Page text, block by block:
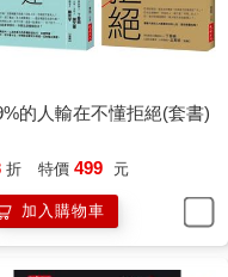
您說對不對？」
司，我是不會跟你們做生
乎客戶。」當客戶只有看
銷售者，總免不了遭到
單，列出關於拒絕的幾
時，就能以完全不同的
的人輸在不懂拒絕(套書)
折 特價 499 元
加入購物車